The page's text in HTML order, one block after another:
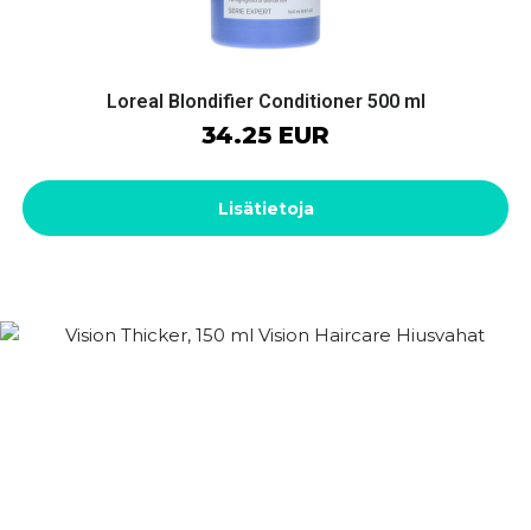
Loreal Blondifier Conditioner 500 ml
34.25 EUR
Lisätietoja